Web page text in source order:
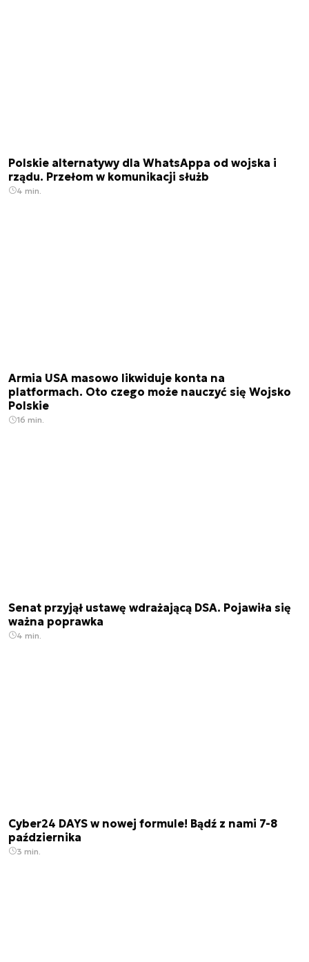
Polskie alternatywy dla WhatsAppa od wojska i
rządu. Przełom w komunikacji służb
4 min.
Armia USA masowo likwiduje konta na
platformach. Oto czego może nauczyć się Wojsko
Polskie
16 min.
Senat przyjął ustawę wdrażającą DSA. Pojawiła się
ważna poprawka
4 min.
Cyber24 DAYS w nowej formule! Bądź z nami 7-8
października
3 min.